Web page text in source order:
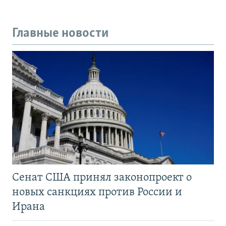
Главные новости
Сенат США принял законопроект о
новых санкциях против России и
Ирана